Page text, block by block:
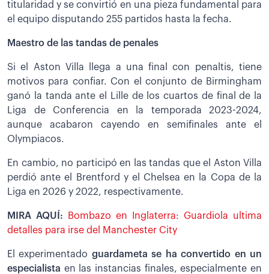
titularidad y se convirtió en una pieza fundamental para
el equipo disputando 255 partidos hasta la fecha.
Maestro de las tandas de penales
Si el Aston Villa llega a una final con penaltis, tiene
motivos para confiar. Con el conjunto de Birmingham
ganó la tanda ante el Lille de los cuartos de final de la
Liga de Conferencia en la temporada 2023-2024,
aunque acabaron cayendo en semifinales ante el
Olympiacos.
En cambio, no participó en las tandas que el Aston Villa
perdió ante el Brentford y el Chelsea en la Copa de la
Liga en 2026 y 2022, respectivamente.
MIRA AQUÍ:
Bombazo en Inglaterra: Guardiola ultima
detalles para irse del Manchester City
El experimentado guardameta se ha convertido en un
especialista en las instancias finales, especialmente en